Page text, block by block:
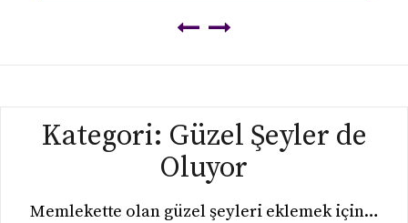
Kategori: Güzel Şeyler de
Oluyor
Memlekette olan güzel şeyleri eklemek için…